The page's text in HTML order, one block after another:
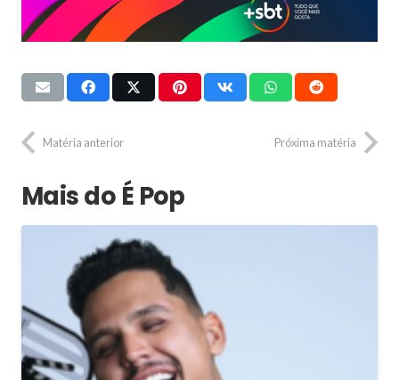
Matéria anterior Próxima matéria
Mais do É Pop